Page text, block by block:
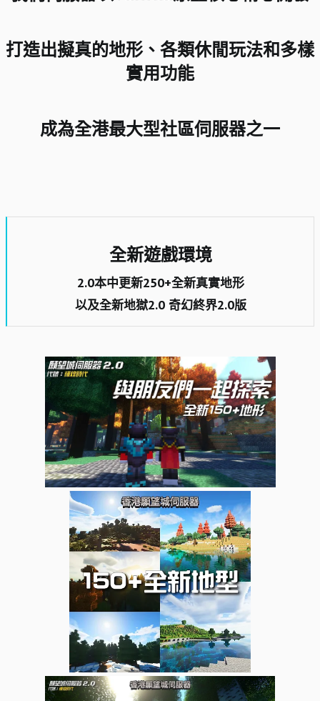
打造出擬真的地形、各類休閒玩法和多樣
實用功能​
成為全港最大型社區伺服器之一​
全新遊戲環境​
2.0本中更新250+全新真實地形​
以及全新地獄2.0 奇幻終界2.0版​